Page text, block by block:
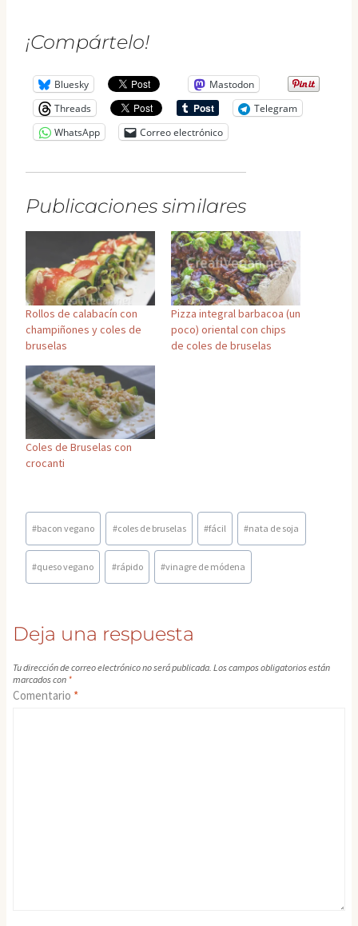
¡Compártelo!
Bluesky
Mastodon
Threads
Telegram
WhatsApp
Correo electrónico
Publicaciones similares
Rollos de calabacín con
champiñones y coles de
bruselas
Pizza integral barbacoa (un
poco) oriental con chips
de coles de bruselas
Coles de Bruselas con
crocanti
Etiquetas
de
la
#bacon vegano #coles de bruselas #fácil #nata de soja
#queso vegano #rápido #vinagre de módena
Deja una respuesta
Tu dirección de correo electrónico no será publicada. Los campos obligatorios están
marcados con *
Comentario *